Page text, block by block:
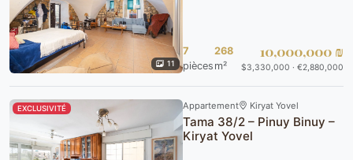
11
7
pièces
268
m²
10,000,000 ₪
$3,330,000 · €2,880,000
EXCLUSIVITÉ Appartement Kiryat Yovel
Tama 38/2 – Pinuy Binuy –
Kiryat Yovel